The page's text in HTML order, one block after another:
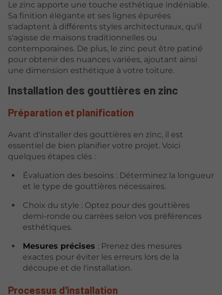
Le zinc apporte une touche esthétique indéniable.
Sa finition élégante et ses lignes épurées
s'adaptent à différents styles architecturaux, qu'il
s'agisse de maisons traditionnelles ou
contemporaines. De plus, le zinc peut être patiné
pour obtenir des nuances variées, ajoutant ainsi
une dimension esthétique à votre toiture.
Installation des gouttières en zinc
Préparation et planification
Avant d'installer des gouttières en zinc, il est
essentiel de bien planifier votre projet. Voici
quelques étapes clés :
Évaluation des besoins : Déterminez la longueur
et le type de gouttières nécessaires.
Choix du style : Optez pour des gouttières
demi-ronde ou carrées selon vos préférences
esthétiques.
Mesures précises : Prenez des mesures
exactes pour éviter les erreurs lors de la
découpe et de l'installation.
Processus d'installation